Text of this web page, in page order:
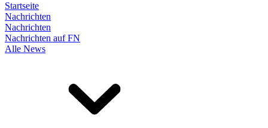
Startseite
Nachrichten
Nachrichten
Nachrichten auf FN
Alle News